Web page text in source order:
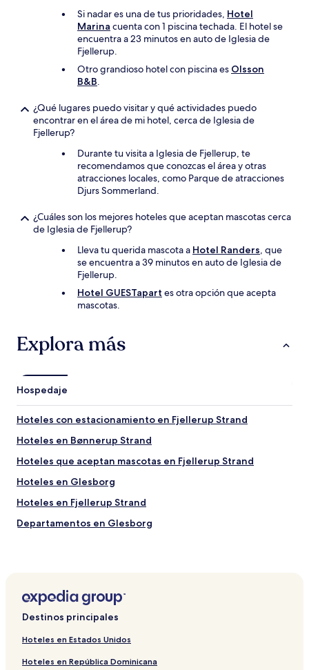
Si nadar es una de tus prioridades, Hotel
Marina cuenta con 1 piscina techada. El hotel se
encuentra a 23 minutos en auto de Iglesia de
Fjellerup.
Otro grandioso hotel con piscina es Olsson
B&B.
¿Qué lugares puedo visitar y qué actividades puedo
encontrar en el área de mi hotel, cerca de Iglesia de
Fjellerup?
Durante tu visita a Iglesia de Fjellerup, te
recomendamos que conozcas el área y otras
atracciones locales, como Parque de atracciones
Djurs Sommerland.
¿Cuáles son los mejores hoteles que aceptan mascotas cerca
de Iglesia de Fjellerup?
Lleva tu querida mascota a Hotel Randers, que
se encuentra a 39 minutos en auto de Iglesia de
Fjellerup.
Hotel GUESTapart es otra opción que acepta
mascotas.
Explora más
Hospedaje
Hoteles con estacionamiento en Fjellerup Strand
Hoteles en Bønnerup Strand
Hoteles que aceptan mascotas en Fjellerup Strand
Hoteles en Glesborg
Hoteles en Fjellerup Strand
Departamentos en Glesborg
Destinos principales
Hoteles en Estados Unidos
Hoteles en República Dominicana